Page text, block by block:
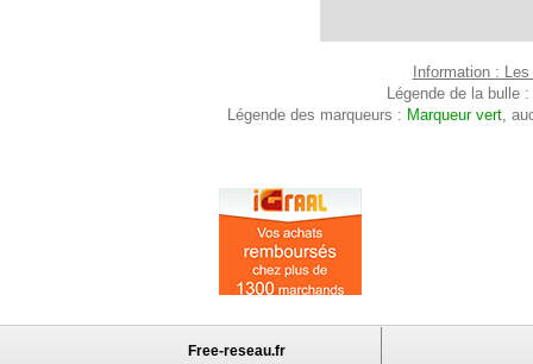
Information :
Légende de la bulle :
Légende des marqueurs : Marqueur vert,
Free-reseau.fr